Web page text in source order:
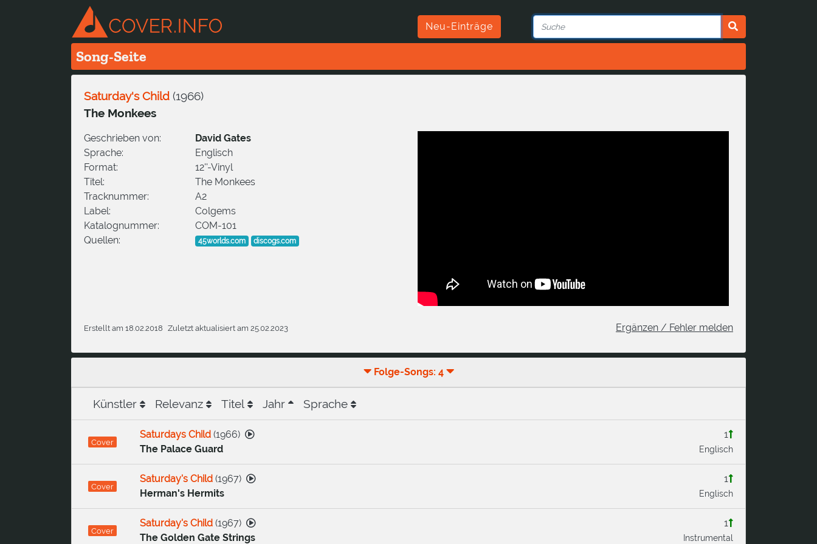
Neu-Einträge
Song-Seite
Saturday's Child (1966)
The Monkees
Geschrieben von:
David Gates
Sprache:
Englisch
Format:
12''-Vinyl
Titel:
The Monkees
Tracknummer:
A2
Label:
Colgems
Katalognummer:
COM-101
Quellen:
45worlds.com discogs.com
Erstellt am 18.02.2018 Zuletzt aktualisiert am 25.02.2023 Ergänzen / Fehler melden
Folge-Songs: 4
Künstler Relevanz Titel Jahr Sprache
Cover
1
Englisch
Saturdays Child(1966)
The Palace Guard
Cover
1
Englisch
Saturday's Child(1967)
Herman's Hermits
Cover
1
Instrumental
Saturday's Child(1967)
The Golden Gate Strings